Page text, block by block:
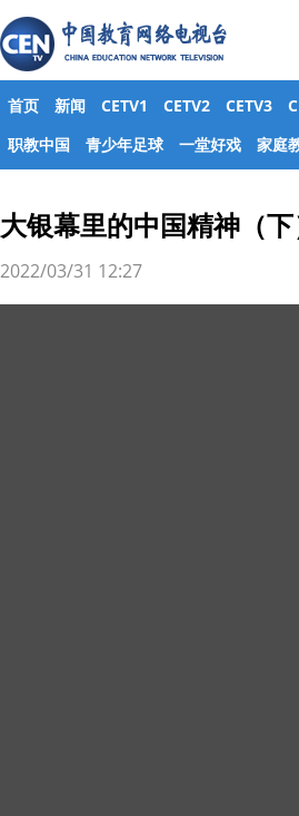
首页 新闻 CETV1 CETV2 CETV3
职教中国
青少年足球 一堂好戏 家庭
大银幕里的中国精神（下
2022/03/31 12:27